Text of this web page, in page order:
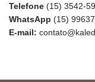
Telefone (15) 3542-
WhatsApp (15)
E-mail: